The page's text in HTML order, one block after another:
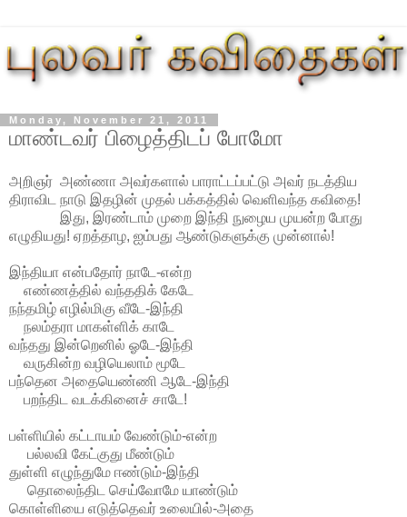
Monday, November 21, 2011
மாண்டவர் பிழைத்திடப் போமோ
அறிஞர் அண்ணா அவர்களால் பாராட்டப்பட்டு அவர் நடத்திய
திராவிட நாடு இதழின் முதல் பக்கத்தில் வெளிவந்த கவிதை!
இது, இரண்டாம் முறை இந்தி நுழைய முயன்ற போது
எழுதியது! ஏறத்தாழ, ஐம்பது ஆண்டுகளுக்கு முன்னால்!
இந்தியா என்பதோர் நாடே-என்ற
எண்ணத்தில் வந்ததிக் கேடே
நந்தமிழ் எழில்மிகு வீடே-இந்தி
நலம்தரா மாகள்ளிக் காடே
வந்தது இன்றெனில் ஓடே-இந்தி
வருகின்ற வழியெலாம் மூடே
பந்தென அதையெண்ணி ஆடே-இந்தி
பறந்திட வடக்கினைச் சாடே!
பள்ளியில் கட்டாயம் வேண்டும்-என்ற
பல்லவி கேட்குது மீண்டும்
துள்ளி எழுந்துமே ஈண்டும்-இந்தி
தொலைந்திட செய்வோமே யாண்டும்
கொள்ளியை எடுத்தெவர் உலையில்-அதை